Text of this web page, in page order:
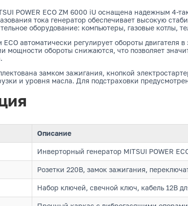
POWER ECO ZM 6000 iU оснащена надежным 4-
тока генератор обеспечивает высокую
оборудование: компьютеры, газовые котлы,
автоматически регулирует обороты двигателя
мощности обороты снижаются, что позволяет
замком зажигания, кнопкой
и уровня масла. Для подстраховки
Описание
Инверторный генератор MITSUI POWER
Розетки 220В, замок зажигания,
Набор ключей, свечной ключ, кабель 12В